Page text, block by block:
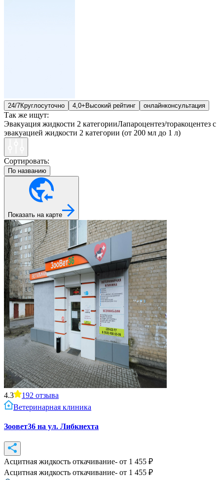
24/7Круглосуточно 4,0+ Высокий рейтинг онлайнконсультация
Так же ищут:
Эвакуация жидкости 2 категорииЛапароцентез/торакоцентез с
эвакуацией жидкости 2 категории (от 200 мл до 1 л)
Сортировать:
По названию
Показать на карте
4.3 192 отзыва
Ветеринарная клиника
Зоовет36 на ул. Либкнехта
Асцитная жидкость откачивание- от 1 455 ₽
Асцитная жидкость откачивание- от 1 455 ₽